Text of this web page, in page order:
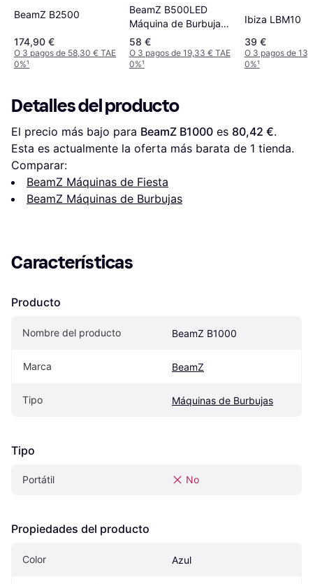
BeamZ B2500
174,90 €
O 3 pagos de 58,30 € TAE
0%¹
BeamZ B500LED
Máquina de Burbujas
con LED
58 €
O 3 pagos de 19,33 € TAE
0%¹
Ibiza LBM10
39 €
O 3 pagos de
0%¹
Detalles del producto
El precio más bajo para BeamZ B1000 es 80,42 €.
Esta es actualmente la oferta más barata de 1 tienda.
Comparar:
BeamZ Máquinas de Fiesta
BeamZ Máquinas de Burbujas
Características
Producto
Nombre del producto BeamZ B1000
Marca BeamZ
Tipo Máquinas de Burbujas
Tipo
Portátil No
Propiedades del producto
Color Azul